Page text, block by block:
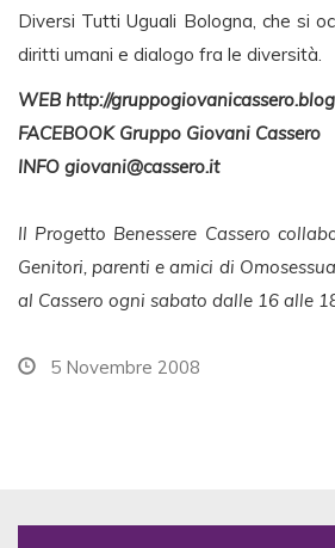
Diversi Tutti Uguali Bologna, che si
diritti umani e dialogo fra le diversità.
WEB http://
FACEBOOK Gruppo Giovani Cassero
INFO giovani@cassero.it
Il Progetto Benessere Cassero
Genitori, parenti e amici di
al Cassero ogni sabato dalle 16 alle
5 Novembre 2008